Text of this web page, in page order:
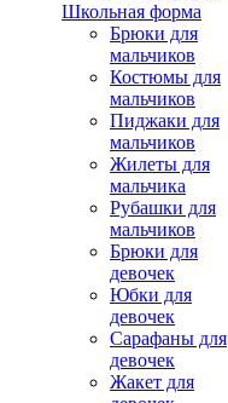
Школьная форма
Брюки для
мальчиков
Костюмы для
мальчиков
Пиджаки для
мальчиков
Жилеты для
мальчика
Рубашки для
мальчиков
Брюки для
девочек
Юбки для
девочек
Сарафаны для
девочек
Жакет для